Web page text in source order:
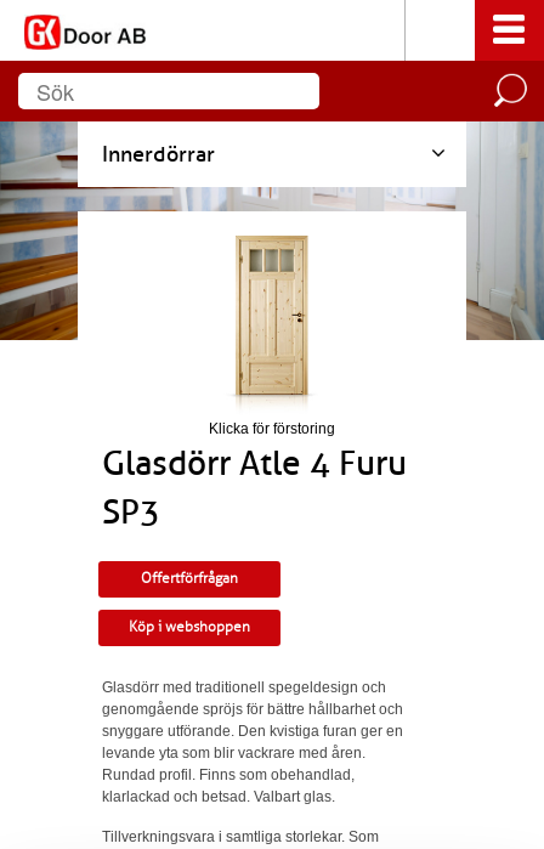
Innerdörrar
Klicka för förstoring
Glasdörr Atle 4 Furu
SP3
Offertförfrågan
Köp i webshoppen
Glasdörr med traditionell spegeldesign och
genomgående spröjs för bättre hållbarhet och
snyggare utförande. Den kvistiga furan ger en
levande yta som blir vackrare med åren.
Rundad profil. Finns som obehandlad,
klarlackad och betsad. Valbart glas.
Tillverkningsvara i samtliga storlekar. Som